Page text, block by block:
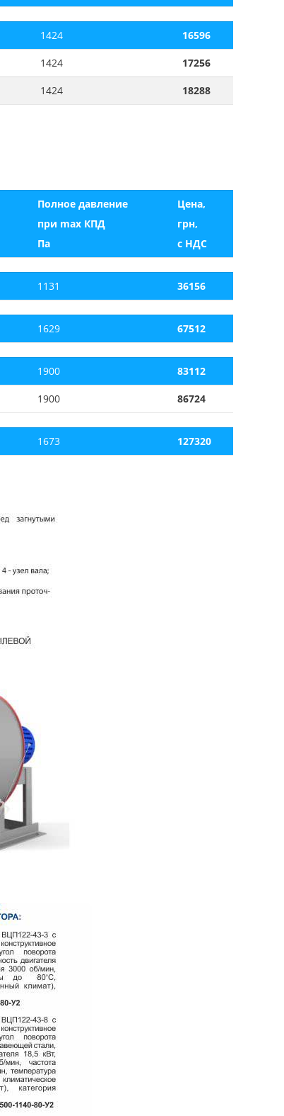
1424 16596
1424 17256
1424 18288
Полное давление
при max КПД
Па
Цена,
грн,
с НДС
1131 36156
1629 67512
1900 83112
1900 86724
1673 127320